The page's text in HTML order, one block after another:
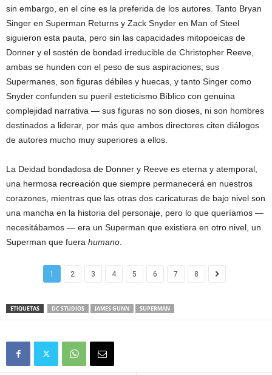
sin embargo, en el cine es la preferida de los autores. Tanto Bryan
Singer en Superman Returns y Zack Snyder en Man of Steel
siguieron esta pauta, pero sin las capacidades mitopoeicas de
Donner y el sostén de bondad irreducible de Christopher Reeve,
ambas se hunden con el peso de sus aspiraciones; sus
Supermanes, son figuras débiles y huecas, y tanto Singer como
Snyder confunden su pueril esteticismo Bíblico con genuina
complejidad narrativa — sus figuras no son dioses, ni son hombres
destinados a liderar, por más que ambos directores citen diálogos
de autores mucho muy superiores a ellos.
La Deidad bondadosa de Donner y Reeve es eterna y atemporal,
una hermosa recreación que siempre permanecerá en nuestros
corazones, mientras que las otras dos caricaturas de bajo nivel son
una mancha en la historia del personaje, pero lo que queríamos —
necesitábamos — era un Superman que existiera en otro nivel, un
Superman que fuera humano.
1 2 3 4 5 6 7 8
ETIQUETAS DC STUDIOS JAMES GUNN SUPERMAN